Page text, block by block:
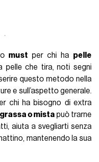
must per chi ha pelle
pelle che tira, noti segni
questo metodo nella
e sull’aspetto generale.
chi ha bisogno di extra
o mistapuò trarne
aiuta a svegliarti senza
mantenendo la sua